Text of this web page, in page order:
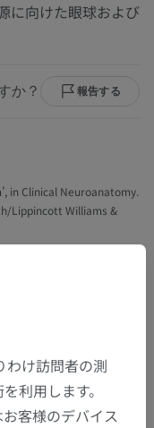
に向けた眼球および
か？ 報告する
in Clinical Neuroanatomy.
Lippincott Williams &
(7th ed.) Philadelphia:
わけ訪問者の測
利用します。
客様のデバイス